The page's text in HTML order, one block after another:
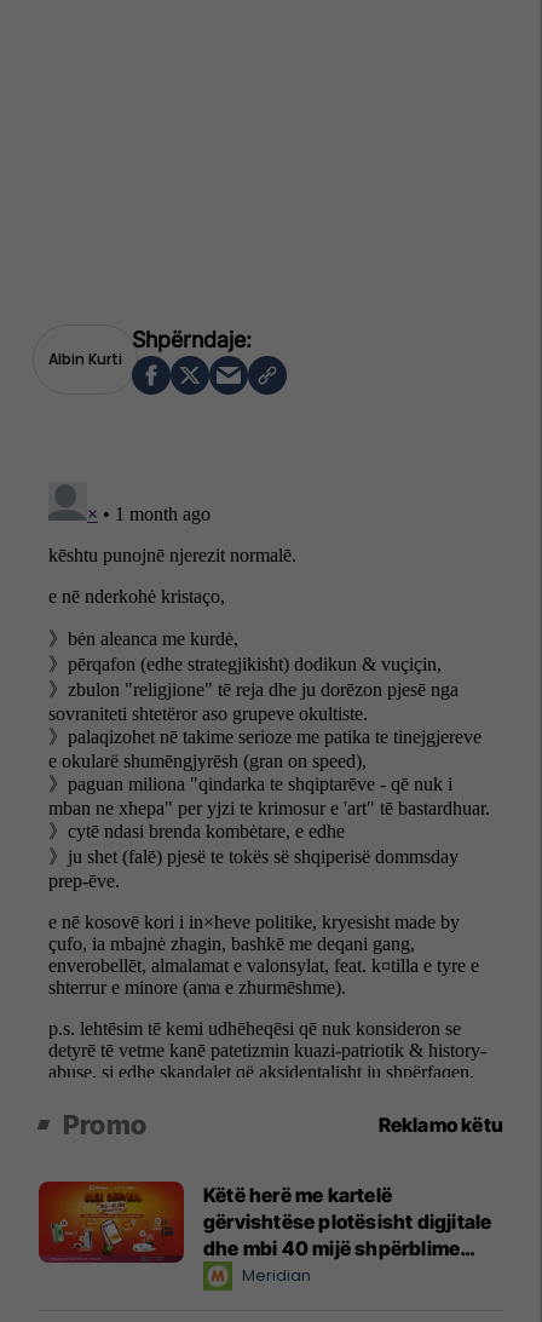
Albin Kurti
Promo Reklamo këtu
Këtë herë me kartelë
gërvishtëse plotësisht digjitale
dhe mbi 40 mijë shpërblime
instant!Meridian